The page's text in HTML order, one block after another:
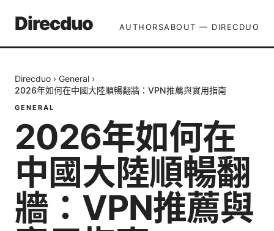
Direcduo AUTHORSABOUT — DIRECDUO
Direcduo › General ›
2026年如何在中國大陸順暢翻牆：VPN推薦與實用指南
GENERAL
2026年如何在
中國大陸順暢翻
牆：VPN推薦與